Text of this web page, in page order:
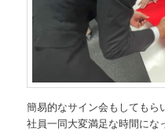
簡易的なサイン会もしてもら
社員一同大変満足な時間にな